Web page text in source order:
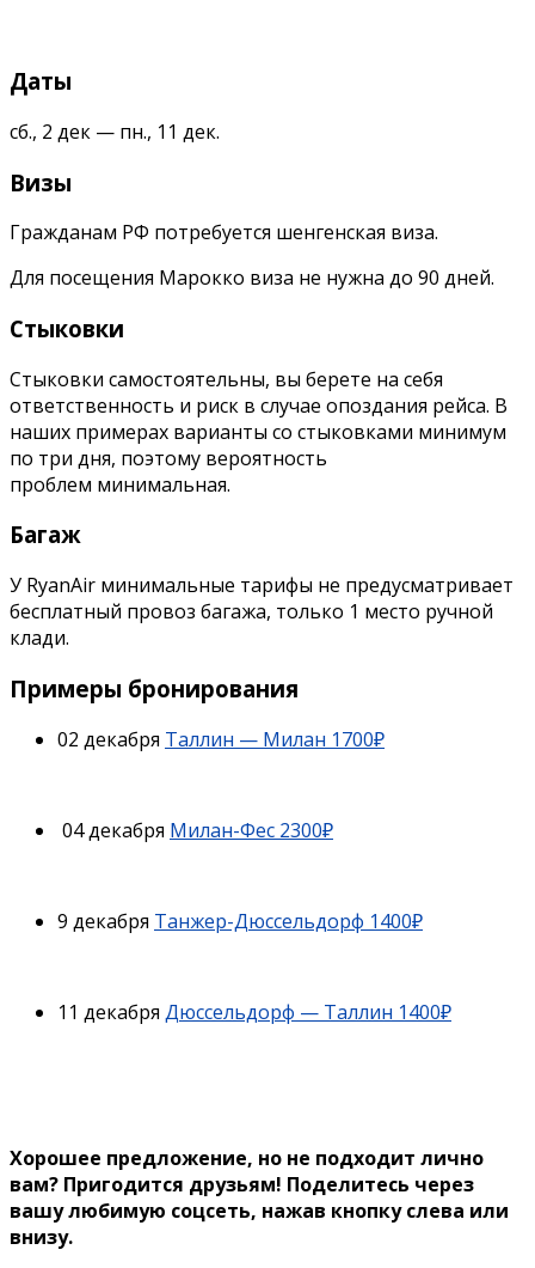
Даты
сб., 2 дек — пн., 11 дек.
Визы
Гражданам РФ потребуется шенгенская виза.
Для посещения Марокко виза не нужна до 90 дней.
Стыковки
Стыковки самостоятельны, вы берете на себя
ответственность и риск в случае опоздания рейса. В
наших примерах варианты со стыковками минимум
по три дня, поэтому вероятность
проблем минимальная.
Багаж
У RyanAir минимальные тарифы не предусматривает
бесплатный провоз багажа, только 1 место ручной
клади.
Примеры бронирования
02 декабря Таллин — Милан 1700₽
04 декабря Милан-Фес 2300₽
9 декабря Танжер-Дюссельдорф 1400₽
11 декабря Дюссельдорф — Таллин 1400₽
Хорошее предложение, но не подходит лично
вам? Пригодится друзьям! Поделитесь через
вашу любимую соцсеть, нажав кнопку слева или
внизу.